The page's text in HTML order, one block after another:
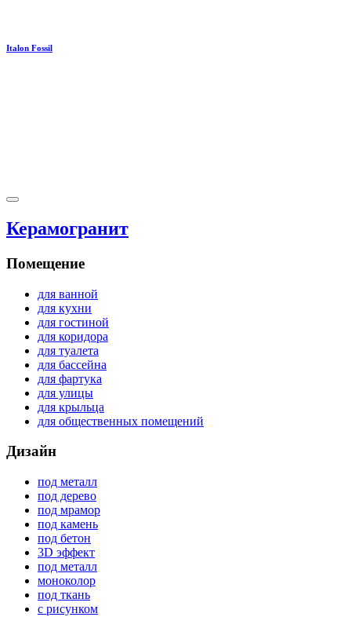
Italon Fossil
Керамогранит
Помещение
для ванной
для кухни
для гостиной
для коридора
для туалета
для бассейна
для фартука
для улицы
для крыльца
для общественных помещений
Дизайн
под металл
под дерево
под мрамор
под камень
под бетон
3D эффект
под металл
моноколор
под ткань
с рисунком